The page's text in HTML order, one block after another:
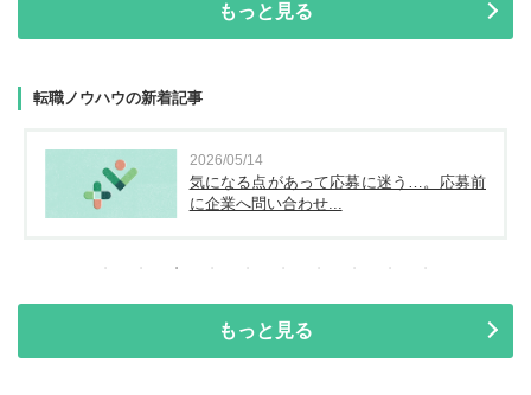
もっと見る
転職ノウハウの新着記事
2026/05/14
気になる点があって応募に迷う…。応募前
に企業へ問い合わせ...
もっと見る